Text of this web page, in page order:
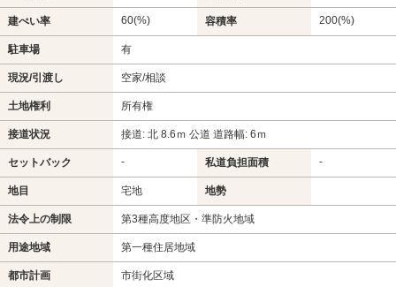
建ぺい率 60(%) 容積率 200(%)
駐車場 有
現況/引渡し 空家/相談
土地権利 所有権
接道状況 接道: 北 8.6ｍ 公道 道路幅: 6ｍ
セットバック - 私道負担面積 -
地目 宅地 地勢
法令上の制限 第3種高度地区・準防火地域
用途地域 第一種住居地域
都市計画 市街化区域